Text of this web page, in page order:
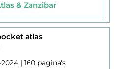
& Zanzibar
atlas
2024 | 160 pagina's